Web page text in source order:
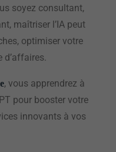
soyez consultant,
maîtriser l’IA peut
optimiser votre
, vous apprendrez à
pour booster votre
innovants à vos